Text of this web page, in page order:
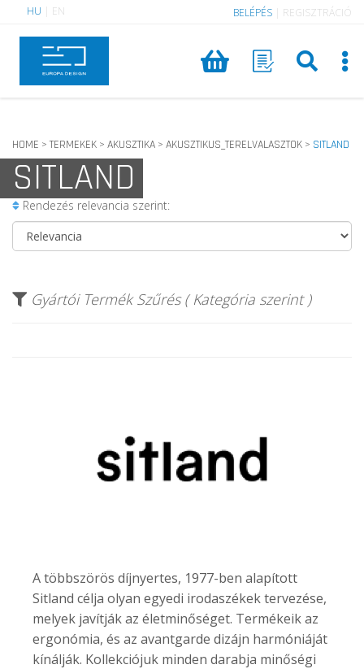
HU EN BELÉPÉS REGISZTRÁCIÓ
HOME > TERMEKEK > AKUSZTIKA > AKUSZTIKUS_TERELVALASZTOK > SITLAND
SITLAND
Rendezés relevancia szerint:
Gyártói Termék Szűrés ( Kategória szerint )
A többszörös díjnyertes, 1977-ben alapított
Sitland célja olyan egyedi irodaszékek tervezése,
melyek javítják az életminőséget. Termékeik az
ergonómia, és az avantgarde dizájn harmóniáját
kínálják. Kollekciójuk minden darabja minőségi